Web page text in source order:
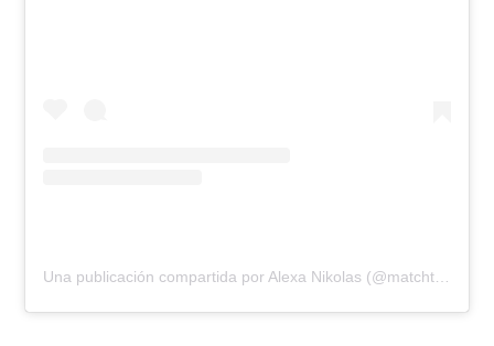
Una publicación compartida por Alexa Nikolas (@matchthesource)